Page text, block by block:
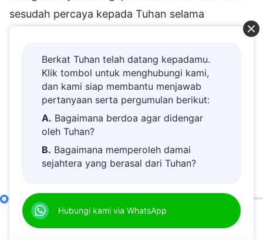
Berkat Tuhan telah datang kepadamu.
Klik tombol untuk menghubungi kami,
dan kami siap membantu menjawab
pertanyaan serta pergumulan berikut:
A. Bagaimana berdoa agar didengar
oleh Tuhan?
B. Bagaimana memperoleh damai
sejahtera yang berasal dari Tuhan?
D.
dekat kepada Tuhan.
E.Bagaimana menyambut kedatangan
Hubungi kami via WhatsApp